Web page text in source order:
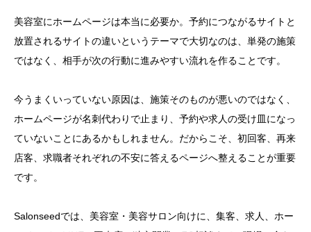
美容室にホームページは本当に必要か。予約につながるサイトと
放置されるサイトの違いというテーマで大切なのは、単発の施策
ではなく、相手が次の行動に進みやすい流れを作ることです。
今うまくいっていない原因は、施策そのものが悪いのではなく、
ホームページが名刺代わりで止まり、予約や求人の受け皿になっ
ていないことにあるかもしれません。だからこそ、初回客、再来
店客、求職者それぞれの不安に答えるページへ整えることが重要
です。
Salonseedでは、美容室・美容サロン向けに、集客、求人、ホー